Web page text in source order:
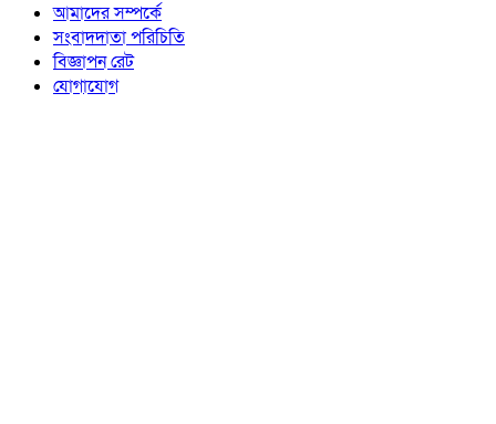
আমাদের সম্পর্কে
সংবাদদাতা পরিচিতি
বিজ্ঞাপন রেট
যোগাযোগ